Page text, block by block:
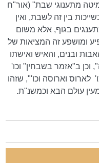
מתענוגי שבת" (אור"ח
בין זה לשבת, ואין
בגוף, אלא משום
ומושפע זה המציאות של
ובנים, והאיש ואישתו
וכן ב"אזמר בשבחין" וכו'
לארוס וארוסה וכו'", שזהו
עולם הבא וכמשנ"ת.